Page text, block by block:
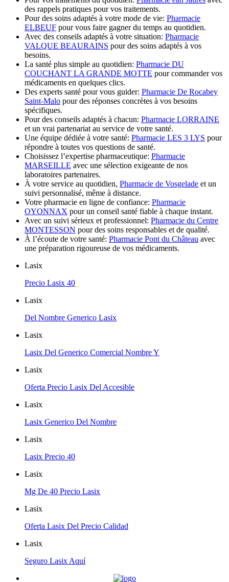
des rappels pratiques pour vos traitements.
Pour des soins adaptés à votre mode de vie: Pharmacie
ELBEUF pour vous faire gagner du temps au quotidien.
Avec des conseils adaptés à votre situation: Pharmacie
VALQUE BEAURAINS pour des soins adaptés à vos
besoins.
La santé plus simple au quotidien: Pharmacie DU
COUCHANT LA GRANDE MOTTE pour commander vos
médicaments en quelques clics.
Des experts santé pour vous guider: Pharmacie De Rocabey
Saint-Malo pour des réponses concrètes à vos besoins
spécifiques.
Pour des conseils adaptés à chacun: Pharmacie LORRAINE
et un vrai partenariat au service de votre santé.
Une équipe dédiée à votre santé: Pharmacie LES 3 LYS pour
répondre à toutes vos questions de santé.
Choisissez l’expertise pharmaceutique: Pharmacie
MARSEILLE avec une sélection exigeante de nos
laboratoires partenaires.
À votre service au quotidien, Pharmacie de Vosgelade et un
suivi personnalisé, même à distance.
Votre pharmacie en ligne de confiance: Pharmacie
OYONNAX pour un conseil santé fiable à chaque instant.
Avec un suivi sérieux et professionnel: Pharmacie du Centre
MONTESSON pour des soins responsables et de qualité.
À l’écoute de votre santé: Pharmacie Pont du Château avec
une préparation rigoureuse de vos médicaments.
Lasix
Precio Lasix 40
Lasix
Del Nombre Generico Lasix
Lasix
Lasix Del Generico Comercial Nombre Y
Lasix
Oferta Precio Lasix Del Accesible
Lasix
Lasix Generico Del Nombre
Lasix
Lasix Precio 40
Lasix
Mg De 40 Precio Lasix
Lasix
Oferta Lasix Del Precio Calidad
Lasix
Seguro Lasix Aquí